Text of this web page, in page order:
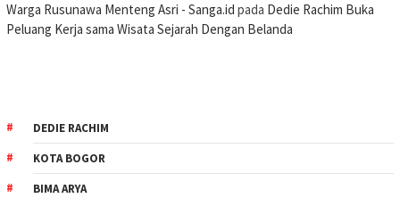
Warga Rusunawa Menteng Asri - Sanga.id pada Dedie Rachim Buka
Peluang Kerja sama Wisata Sejarah Dengan Belanda
DEDIE RACHIM
KOTA BOGOR
BIMA ARYA